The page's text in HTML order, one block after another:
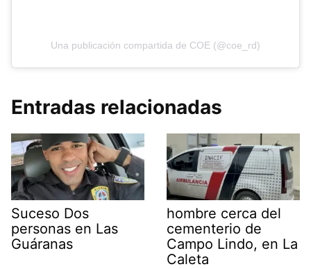
Una publicación compartida de COE (@coe_rd)
Entradas relacionadas
Suceso Dos
personas en Las
Guáranas
hombre cerca del
cementerio de
Campo Lindo, en La
Caleta